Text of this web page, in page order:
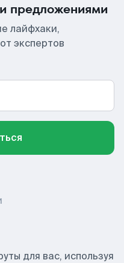
предложениями
лайфхаки,
экспертов
для вас, используя